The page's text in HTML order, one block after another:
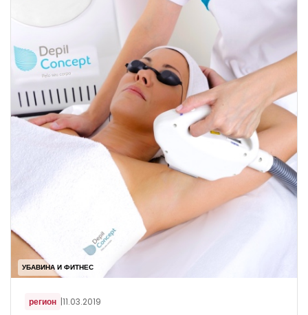
УБАВИНА И ФИТНЕС
регион 11.03.2019